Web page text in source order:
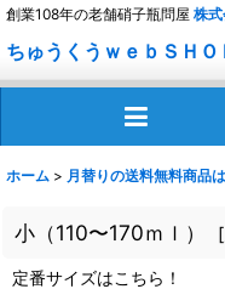
創業108年の老舗硝子瓶問屋 株
ちゅうくうｗｅｂＳＨＯ
ホーム > 月替りの送料無料商品
小（110〜170ｍｌ） [
定番サイズはこちら！